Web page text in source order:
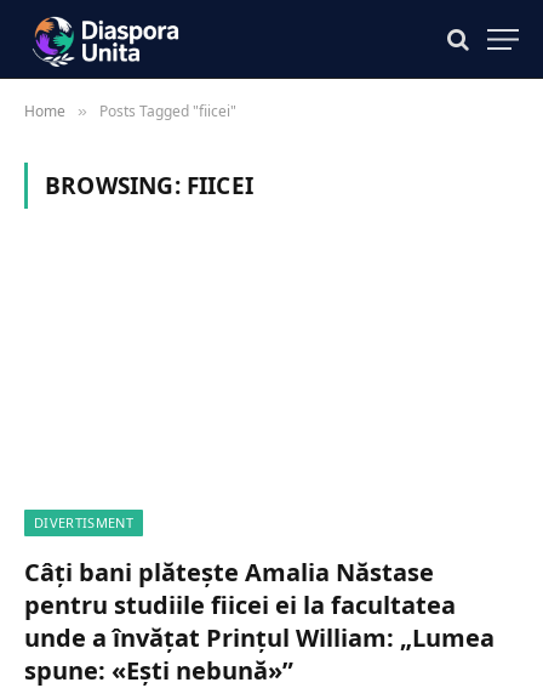
Home » Posts Tagged "fiicei"
BROWSING: FIICEI
DIVERTISMENT
Câți bani plătește Amalia Năstase
pentru studiile fiicei ei la facultatea
unde a învățat Prințul William: „Lumea
spune: «Ești nebună»”